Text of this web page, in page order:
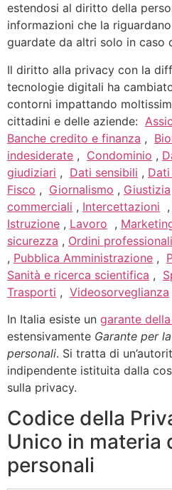
estendosi al diritto della
informazioni che la
guardate da altri solo in caso
Il diritto alla privacy con la
tecnologie digitali ha
contorni impattando
cittadini e delle aziende:
Banche credito e finanza ,
indesiderate , Condominio ,
giudiziari , Dati sensibili ,
Fisco , Giornalismo , Giustizia
commerciali , Intercettazioni ,
Istruzione , Lavoro ,
sicurezza , Ordini professionali
, Pubblica Amministrazione ,
Sanità e ricerca scientifica ,
Trasporti , Videosorveglianza
In Italia esiste un garante
estensivamente Garante per
personali. Si tratta di
indipendente istituita dalla
sulla privacy.
Codice della
Unico in materia
personali